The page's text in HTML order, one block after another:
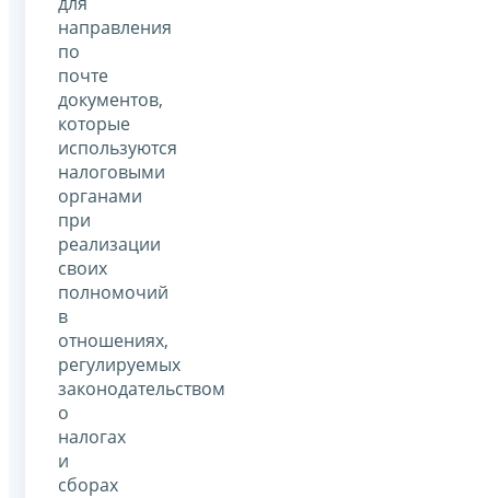
направления
по
почте
документов,
которые
используются
налоговыми
органами
при
реализации
своих
полномочий
в
отношениях,
регулируемых
законодательством
о
налогах
и
сборах